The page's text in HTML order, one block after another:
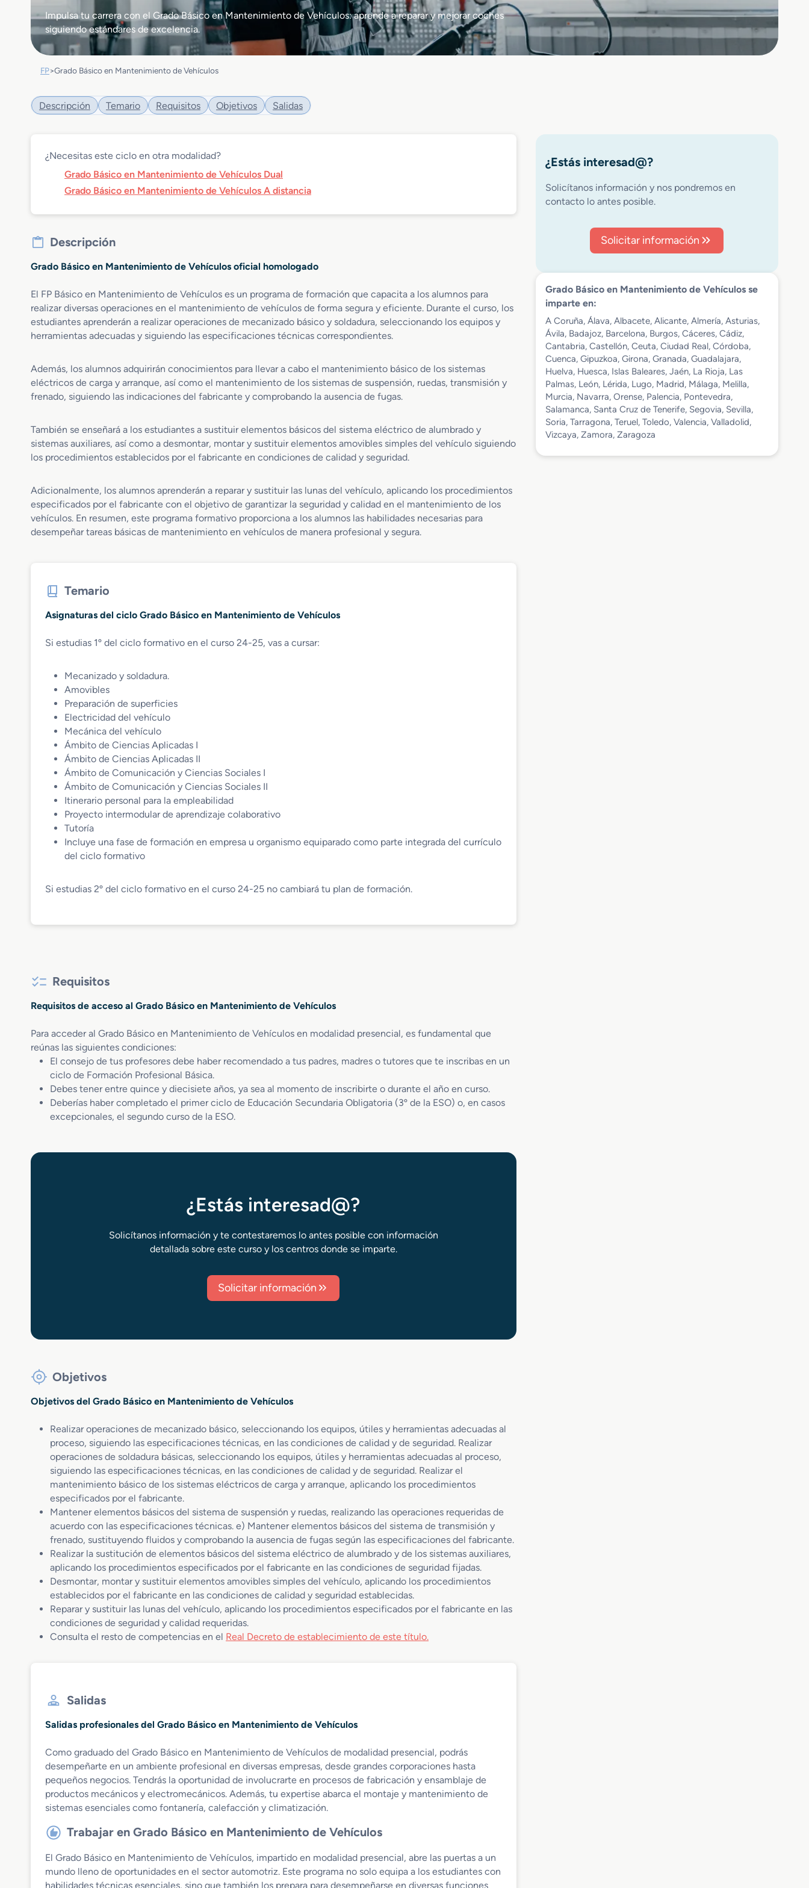
Impulsa tu carrera con el Grado Básico en Mantenimiento de Vehículos: aprende a reparar y mejorar coches
siguiendo estándares de excelencia.
FP>Grado Básico en Mantenimiento de Vehículos
Descripción Temario Requisitos Objetivos Salidas
¿Necesitas este ciclo en otra modalidad?
Grado Básico en Mantenimiento de Vehículos Dual
Grado Básico en Mantenimiento de Vehículos A distancia
Descripción
Grado Básico en Mantenimiento de Vehículos oficial homologado
El FP Básico en Mantenimiento de Vehículos es un programa de formación que capacita a los alumnos para
realizar diversas operaciones en el mantenimiento de vehículos de forma segura y eficiente. Durante el curso, los
estudiantes aprenderán a realizar operaciones de mecanizado básico y soldadura, seleccionando los equipos y
herramientas adecuadas y siguiendo las especificaciones técnicas correspondientes.
Además, los alumnos adquirirán conocimientos para llevar a cabo el mantenimiento básico de los sistemas
eléctricos de carga y arranque, así como el mantenimiento de los sistemas de suspensión, ruedas, transmisión y
frenado, siguiendo las indicaciones del fabricante y comprobando la ausencia de fugas.
También se enseñará a los estudiantes a sustituir elementos básicos del sistema eléctrico de alumbrado y
sistemas auxiliares, así como a desmontar, montar y sustituir elementos amovibles simples del vehículo siguiendo
los procedimientos establecidos por el fabricante en condiciones de calidad y seguridad.
Adicionalmente, los alumnos aprenderán a reparar y sustituir las lunas del vehículo, aplicando los procedimientos
especificados por el fabricante con el objetivo de garantizar la seguridad y calidad en el mantenimiento de los
vehículos. En resumen, este programa formativo proporciona a los alumnos las habilidades necesarias para
desempeñar tareas básicas de mantenimiento en vehículos de manera profesional y segura.
Temario
Asignaturas del ciclo Grado Básico en Mantenimiento de Vehículos
Si estudias 1º del ciclo formativo en el curso 24-25, vas a cursar:
Mecanizado y soldadura.
Amovibles
Preparación de superficies
Electricidad del vehículo
Mecánica del vehículo
Ámbito de Ciencias Aplicadas I
Ámbito de Ciencias Aplicadas II
Ámbito de Comunicación y Ciencias Sociales I
Ámbito de Comunicación y Ciencias Sociales II
Itinerario personal para la empleabilidad
Proyecto intermodular de aprendizaje colaborativo
Tutoría
Incluye una fase de formación en empresa u organismo equiparado como parte integrada del currículo
del ciclo formativo
Si estudias 2º del ciclo formativo en el curso 24-25 no cambiará tu plan de formación.
Requisitos
Requisitos de acceso al Grado Básico en Mantenimiento de Vehículos
Para acceder al Grado Básico en Mantenimiento de Vehículos en modalidad presencial, es fundamental que
reúnas las siguientes condiciones:
El consejo de tus profesores debe haber recomendado a tus padres, madres o tutores que te inscribas en un
ciclo de Formación Profesional Básica.
Debes tener entre quince y diecisiete años, ya sea al momento de inscribirte o durante el año en curso.
Deberías haber completado el primer ciclo de Educación Secundaria Obligatoria (3º de la ESO) o, en casos
excepcionales, el segundo curso de la ESO.
¿Estás interesad@?
Solicítanos información y te contestaremos lo antes posible con información
detallada sobre este curso y los centros donde se imparte.
Solicitar información
Objetivos
Objetivos del Grado Básico en Mantenimiento de Vehículos
Realizar operaciones de mecanizado básico, seleccionando los equipos, útiles y herramientas adecuadas al
proceso, siguiendo las especificaciones técnicas, en las condiciones de calidad y de seguridad. Realizar
operaciones de soldadura básicas, seleccionando los equipos, útiles y herramientas adecuadas al proceso,
siguiendo las especificaciones técnicas, en las condiciones de calidad y de seguridad. Realizar el
mantenimiento básico de los sistemas eléctricos de carga y arranque, aplicando los procedimientos
especificados por el fabricante.
Mantener elementos básicos del sistema de suspensión y ruedas, realizando las operaciones requeridas de
acuerdo con las especificaciones técnicas. e) Mantener elementos básicos del sistema de transmisión y
frenado, sustituyendo fluidos y comprobando la ausencia de fugas según las especificaciones del fabricante.
Realizar la sustitución de elementos básicos del sistema eléctrico de alumbrado y de los sistemas auxiliares,
aplicando los procedimientos especificados por el fabricante en las condiciones de seguridad fijadas.
Desmontar, montar y sustituir elementos amovibles simples del vehículo, aplicando los procedimientos
establecidos por el fabricante en las condiciones de calidad y seguridad establecidas.
Reparar y sustituir las lunas del vehículo, aplicando los procedimientos especificados por el fabricante en las
condiciones de seguridad y calidad requeridas.
Consulta el resto de competencias en el Real Decreto de establecimiento de este título.
Salidas
Salidas profesionales del Grado Básico en Mantenimiento de Vehículos
Como graduado del Grado Básico en Mantenimiento de Vehículos de modalidad presencial, podrás
desempeñarte en un ambiente profesional en diversas empresas, desde grandes corporaciones hasta
pequeños negocios. Tendrás la oportunidad de involucrarte en procesos de fabricación y ensamblaje de
productos mecánicos y electromecánicos. Además, tu expertise abarca el montaje y mantenimiento de
sistemas esenciales como fontanería, calefacción y climatización.
Trabajar en Grado Básico en Mantenimiento de Vehículos
El Grado Básico en Mantenimiento de Vehículos, impartido en modalidad presencial, abre las puertas a un
mundo lleno de oportunidades en el sector automotriz. Este programa no solo equipa a los estudiantes con
habilidades técnicas esenciales, sino que también los prepara para desempeñarse en diversas funciones
¿Estás interesad@?
Solicítanos información y nos pondremos en
contacto lo antes posible.
Solicitar información
Grado Básico en Mantenimiento de Vehículos se
imparte en:
A Coruña, Álava, Albacete, Alicante, Almería, Asturias,
Ávila, Badajoz, Barcelona, Burgos, Cáceres, Cádiz,
Cantabria, Castellón, Ceuta, Ciudad Real, Córdoba,
Cuenca, Gipuzkoa, Girona, Granada, Guadalajara,
Huelva, Huesca, Islas Baleares, Jaén, La Rioja, Las
Palmas, León, Lérida, Lugo, Madrid, Málaga, Melilla,
Murcia, Navarra, Orense, Palencia, Pontevedra,
Salamanca, Santa Cruz de Tenerife, Segovia, Sevilla,
Soria, Tarragona, Teruel, Toledo, Valencia, Valladolid,
Vizcaya, Zamora, Zaragoza